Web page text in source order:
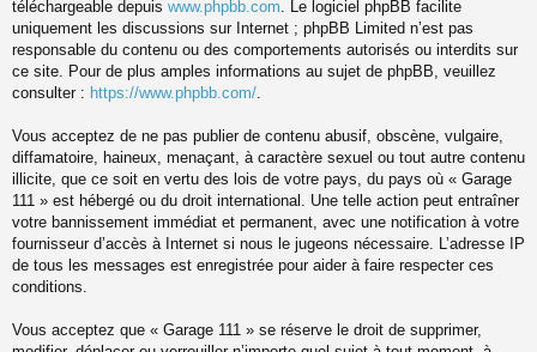
téléchargeable depuis www.phpbb.com . Le logiciel phpBB facilite
uniquement les discussions sur Internet ; phpBB Limited n’est pas
responsable du contenu ou des comportements autorisés ou interdits sur
ce site. Pour de plus amples informations au sujet de phpBB, veuillez
consulter : https://www.phpbb.com/
Vous acceptez de ne pas publier de contenu abusif, obscène, vulgaire,
diffamatoire, haineux, menaçant, à caractère sexuel ou tout autre contenu
illicite, que ce soit en vertu des lois de votre pays, du pays où « Garage
111 » est hébergé ou du droit international. Une telle action peut entraîner
votre bannissement immédiat et permanent, avec une notification à votre
fournisseur d’accès à Internet si nous le jugeons nécessaire. L’adresse IP
de tous les messages est enregistrée pour aider à faire respecter ces
conditions.
Vous acceptez que « Garage 111 » se réserve le droit de supprimer,